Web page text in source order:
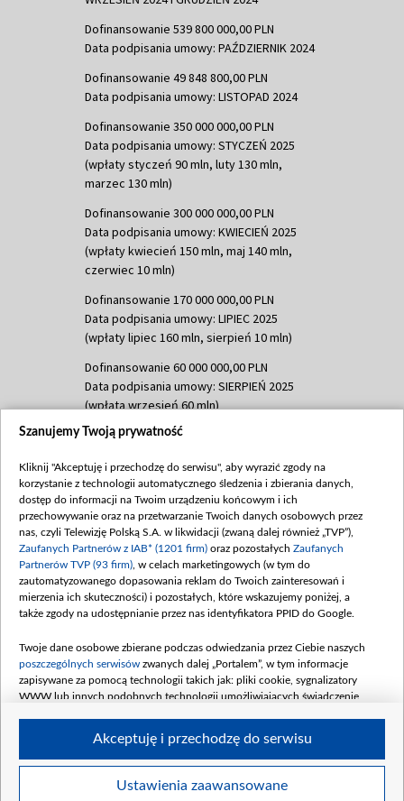
Dofinansowanie 539 800 000,00 PLN
Data podpisania umowy: PAŹDZIERNIK 2024
Dofinansowanie 49 848 800,00 PLN
Data podpisania umowy: LISTOPAD 2024
Dofinansowanie 350 000 000,00 PLN
Data podpisania umowy: STYCZEŃ 2025
(wpłaty styczeń 90 mln, luty 130 mln,
marzec 130 mln)
Dofinansowanie 300 000 000,00 PLN
Data podpisania umowy: KWIECIEŃ 2025
(wpłaty kwiecień 150 mln, maj 140 mln,
czerwiec 10 mln)
Dofinansowanie 170 000 000,00 PLN
Data podpisania umowy: LIPIEC 2025
(wpłaty lipiec 160 mln, sierpień 10 mln)
Dofinansowanie 60 000 000,00 PLN
Data podpisania umowy: SIERPIEŃ 2025
(wpłata wrzesień 60 mln)
Dofinansowanie 635 783 051,21 PLN
(wpłata wrzesień 100 mln, październik 350
mln, listopad 265 mln)
Dofinansowanie 48 862 000,00 PLN
Data podpisania umowy: GRUDZIEŃ 2025
(wpłata grudzień 60,548 mln)
Dofinansowanie 900 000 000,00 PLN
Data podpisania umowy: LUTY 2026 (wpłata
kwiecień 180 mln, 7 maja 180 mln, 8
czerwca 90 mln)
Dofinansowanie 250 000 000,00 PLN
4 sierpnia 250 mln
Szanujemy Twoją prywatność
Kliknij "Akceptuję i przechodzę do serwisu", aby wyrazić zgody na
korzystanie z technologii automatycznego śledzenia i zbierania danych,
dostęp do informacji na Twoim urządzeniu końcowym i ich
przechowywanie oraz na przetwarzanie Twoich danych osobowych przez
nas, czyli Telewizję Polską S.A. w likwidacji (zwaną dalej również „TVP”),
Zaufanych Partnerów z IAB* (1201 firm) oraz pozostałych Zaufanych
Partnerów TVP (93 firm) , w celach marketingowych (w tym do
zautomatyzowanego dopasowania reklam do Twoich zainteresowań i
mierzenia ich skuteczności) i pozostałych, które wskazujemy poniżej, a
także zgody na udostępnianie przez nas identyfikatora PPID do Google.
Twoje dane osobowe zbierane podczas odwiedzania przez Ciebie naszych
poszczególnych serwisów zwanych dalej „Portalem”, w tym informacje
zapisywane za pomocą technologii takich jak: pliki cookie, sygnalizatory
WWW lub innych podobnych technologii umożliwiających świadczenie
Twoje dane osobowe zbierane podczas odwiedzania przez Ciebie
Ustawienia zaawansowane
Akceptuję i przechodzę do serwisu